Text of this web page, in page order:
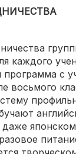
каждого
программа с
восьмого